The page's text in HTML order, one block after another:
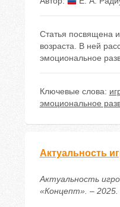
Статья посвящена
возраста. В ней
эмоциональное
Ключевые слова:
эмоциональное
Актуальность
Актуальность
«Концепт». – 2025.